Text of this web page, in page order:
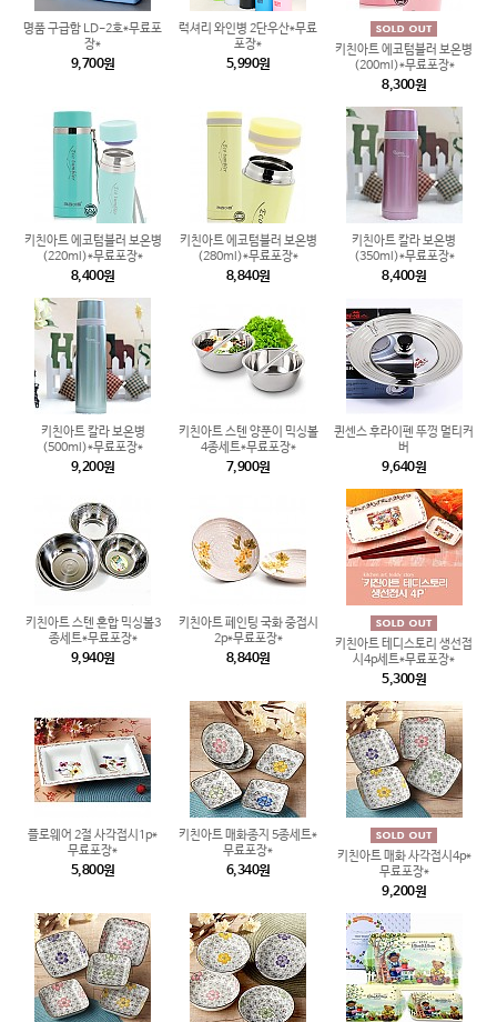
명품 구급함 LD-2호*무료포
장*
9,700원
럭셔리 와인병 2단우산*무료
포장*
5,990원
키친아트 에코텀블러 보온병
(200ml)*무료포장*
8,300원
키친아트 에코텀블러 보온병
(220ml)*무료포장*
8,400원
키친아트 에코텀블러 보온병
(280ml)*무료포장*
8,840원
키친아트 칼라 보온병
(350ml)*무료포장*
8,400원
키친아트 칼라 보온병
(500ml)*무료포장*
9,200원
키친아트 스텐 양푼이 믹싱볼
4종세트*무료포장*
7,900원
퀸센스 후라이펜 뚜껑 멀티커
버
9,640원
키친아트 스텐 혼합 믹싱볼3
종세트*무료포장*
9,940원
키친아트 페인팅 국화 중접시
2p*무료포장*
8,840원
키친아트 테디스토리 생선접
시4p세트*무료포장*
5,300원
플로웨어 2절 사각접시1p*
무료포장*
5,800원
키친아트 매화종지 5종세트*
무료포장*
6,340원
키친아트 매화 사각접시4p*
무료포장*
9,200원